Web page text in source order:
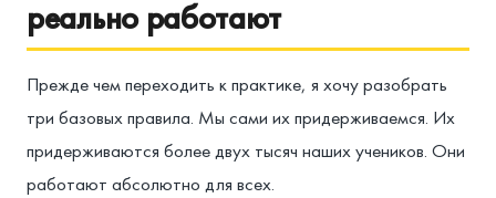
реально работают
Прежде чем переходить к практике, я хочу разобрать
три базовых правила. Мы сами их придерживаемся. Их
придерживаются более двух тысяч наших учеников. Они
работают абсолютно для всех.